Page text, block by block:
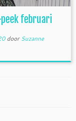
februari
doorSuzanne